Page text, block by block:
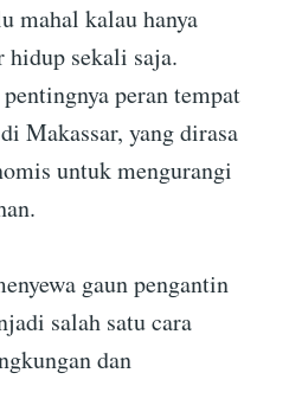
mahal kalau hanya
sekali saja.
peran tempat
Makassar, yang dirasa
untuk mengurangi
gaun pengantin
salah satu cara
dan